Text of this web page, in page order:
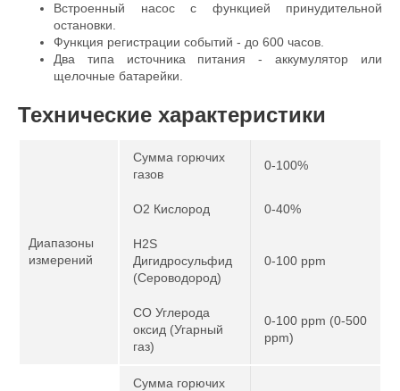
Встроенный насос с функцией принудительной
остановки.
Функция регистрации событий - до 600 часов.
Два типа источника питания - аккумулятор или
щелочные батарейки.
Технические характеристики
Диапазоны
измерений
Сумма горючих
газов
0-100%
O2 Кислород 0-40%
H2S
Дигидросульфид
(Сероводород)
0-100 ppm
CO Углерода
оксид (Угарный
газ)
0-100 ppm (0-500
ppm)
Сумма горючих